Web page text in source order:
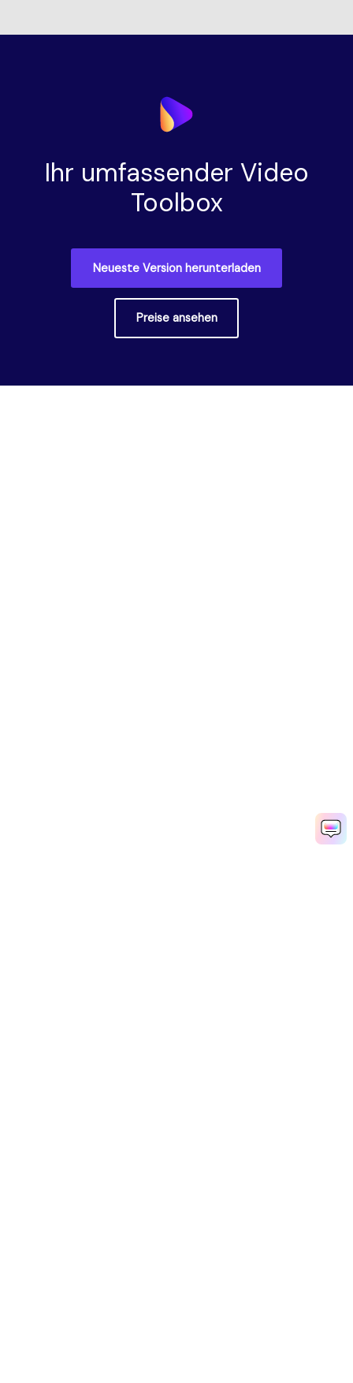
Ihr umfassender Video
Toolbox
Neueste Version herunterladen
Preise ansehen